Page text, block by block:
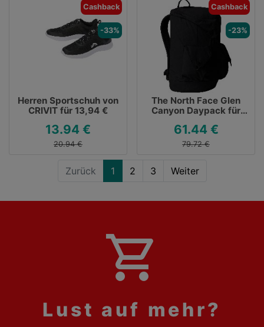
Cashback
-33%
Herren Sportschuh von
CRIVIT für 13,94 €
13.94 €
20.94 €
Cashback
-23%
The North Face Glen
Canyon Daypack für
61.44 €
79.72 €
Zurück 1 2 3 Weiter
shopping_cart
Lust auf mehr?